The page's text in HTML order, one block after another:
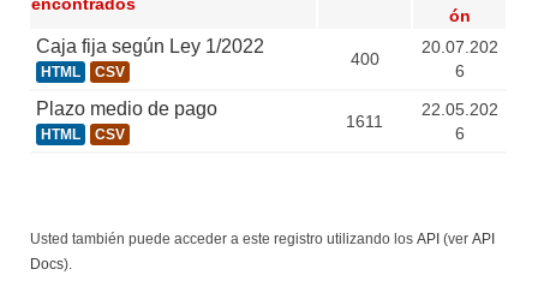
ón
Caja fija según Ley 1/2022
HTML CSV
400
20.07.202
6
Plazo medio de pago
HTML CSV
1611
22.05.202
6
Usted también puede acceder a este registro utilizando los API (ver API
Docs).